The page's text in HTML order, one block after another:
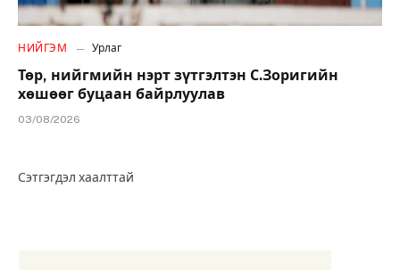
НИЙГЭМ Урлаг
Төр, нийгмийн нэрт зүтгэлтэн С.Зоригийн
хөшөөг буцаан байрлуулав
03/08/2026
Сэтгэгдэл хаалттай